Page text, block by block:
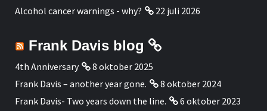
Alcohol cancer warnings - why?
22 juli 2026
Frank Davis blog
4th Anniversary
8 oktober 2025
Frank Davis – another year gone.
8 oktober 2024
Frank Davis- Two years down the line.
6 oktober 2023